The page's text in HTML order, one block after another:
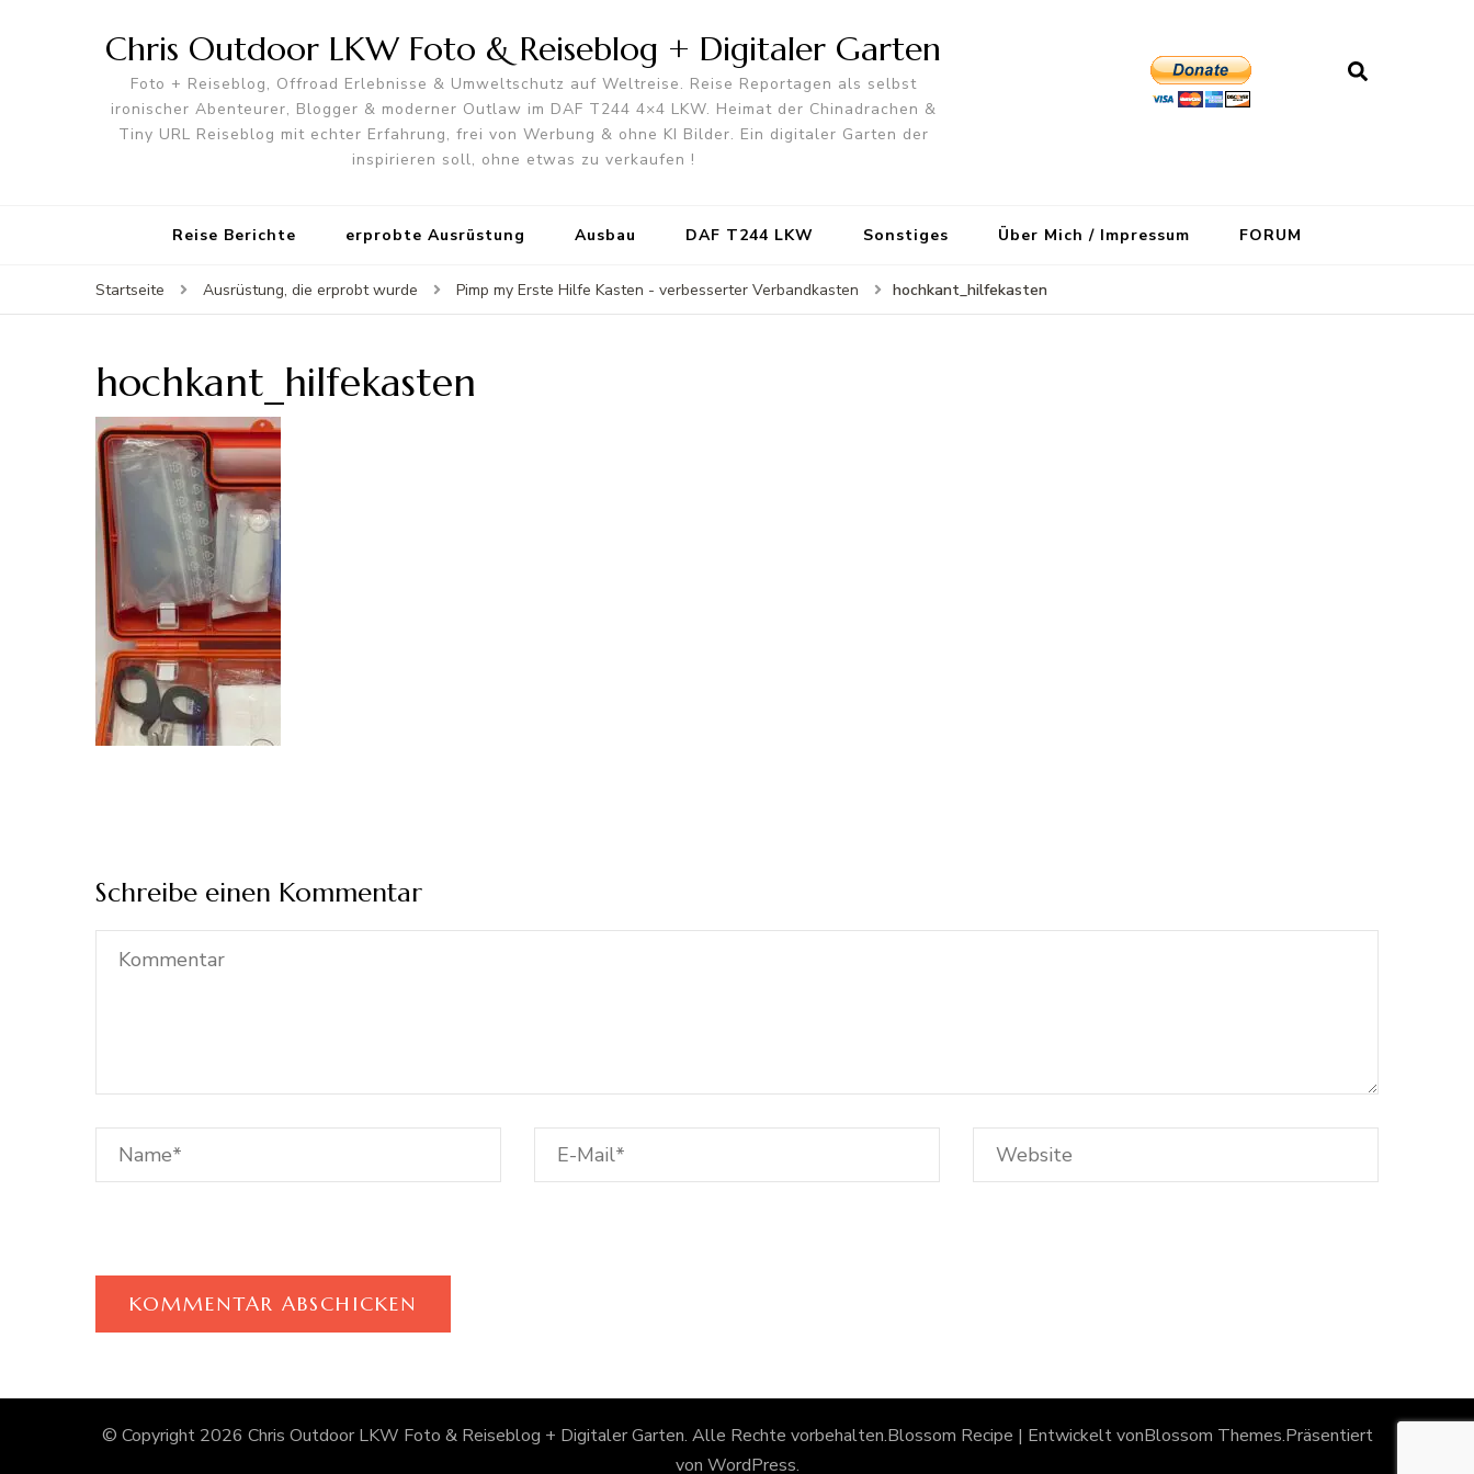
Chris Outdoor LKW Foto & Reiseblog + Digitaler Garten
Foto + Reiseblog, Offroad Erlebnisse & Umweltschutz auf Weltreise. Reise Reportagen als selbst
ironischer Abenteurer, Blogger & moderner Outlaw im DAF T244 4×4 LKW. Heimat der Chinadrachen &
Tiny URL Reiseblog mit echter Erfahrung, frei von Werbung & ohne KI Bilder. Ein digitaler Garten der
inspirieren soll, ohne etwas zu verkaufen !
Reise Berichte erprobte Ausrüstung Ausbau DAF T244 LKW Sonstiges Über Mich / Impressum FORUM
Startseite Ausrüstung, die erprobt wurde Pimp my Erste Hilfe Kasten - verbesserter Verbandkasten hochkant_hilfekasten
hochkant_hilfekasten
Schreibe einen Kommentar
© Copyright 2026 Chris Outdoor LKW Foto & Reiseblog + Digitaler Garten. Alle Rechte vorbehalten.Blossom Recipe | Entwickelt vonBlossom Themes.Präsentiert
von WordPress.